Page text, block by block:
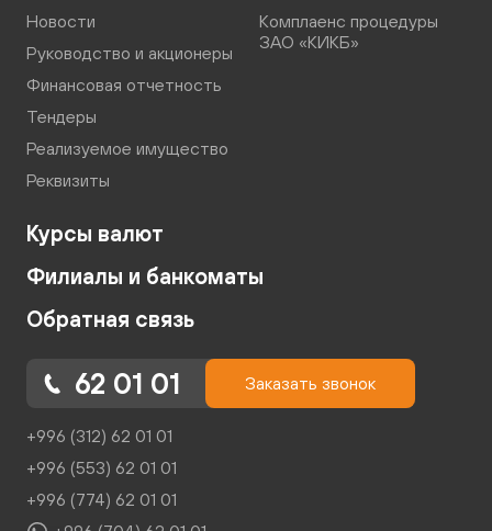
Новости
Руководство и акционеры
Финансовая отчетность
Тендеры
Реализуемое имущество
Реквизиты
Комплаенс процедуры
ЗАО «КИКБ»
Курсы валют
Филиалы и банкоматы
Обратная связь
62 01 01 Заказать звонок
+996 (312) 62 01 01
+996 (553) 62 01 01
+996 (774) 62 01 01